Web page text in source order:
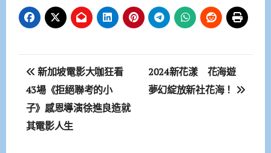
文
章
導
覽
新加坡電影大咖狂看
43場《拒絕聯考的小
子》感恩導演徐進良造就
其電影人生
2024新花漾 花海遊
夢幻綻放新社花海！